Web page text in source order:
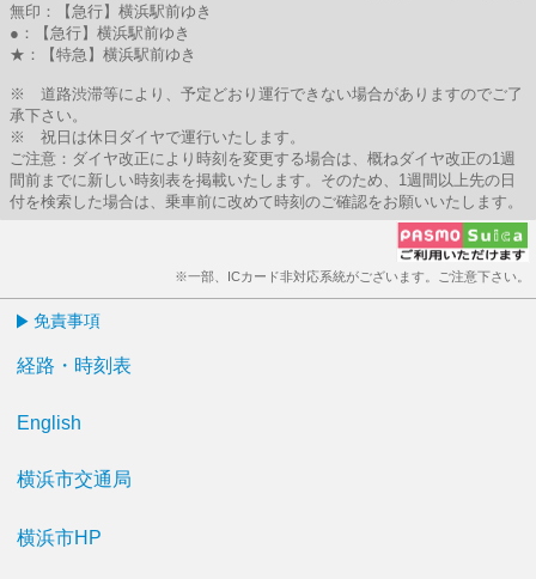
無印：【急行】横浜駅前ゆき
●：【急行】横浜駅前ゆき
★：【特急】横浜駅前ゆき
※ 道路渋滞等により、予定どおり運行できない場合がありますのでご了
承下さい。
※ 祝日は休日ダイヤで運行いたします。
ご注意：ダイヤ改正により時刻を変更する場合は、概ねダイヤ改正の1週
間前までに新しい時刻表を掲載いたします。そのため、1週間以上先の日
付を検索した場合は、乗車前に改めて時刻のご確認をお願いいたします。
※一部、ICカード非対応系統がございます。ご注意下さい。
免責事項
経路・時刻表
English
横浜市交通局
横浜市HP